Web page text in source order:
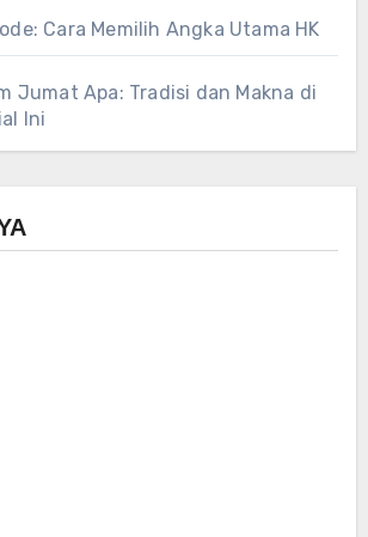
Cara Memilih Angka Utama HK
Jumat Apa: Tradisi dan Makna di
Ini